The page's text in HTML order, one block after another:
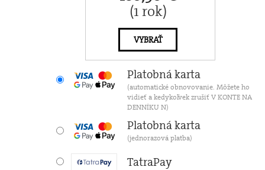
(1 rok)
VYBRAŤ
Platobná karta
(automatické obnovovanie. Môžete ho
vidieť a kedykoľvek zrušiť V KONTE NA
DENNÍKU N)
Platobná karta
(jednorazová platba)
TatraPay